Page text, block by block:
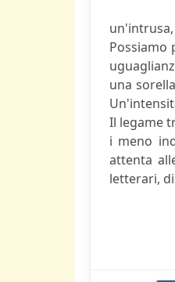
Possiamo
una
Il legame
i meno
attenta
letterari,